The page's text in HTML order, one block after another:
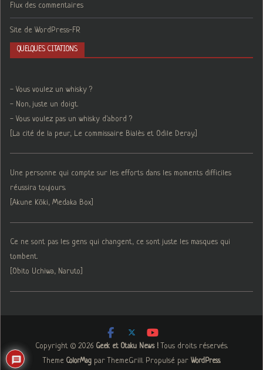
Flux des commentaires
Site de WordPress-FR
QUELQUES CITATIONS
- Vous voulez un whisky ?
- Non, juste un doigt.
- Vous voulez pas un whisky d'abord ?
[La cité de la peur, Le commissaire Bialès et Odile Deray.]
Une personne qui compte sur les efforts dans les moments difficiles
réussira toujours.
[Akune Kōki, Medaka Box]
Ce ne sont pas les gens qui changent, ce sont juste les masques qui
tombent.
[Obito Uchiwa, Naruto]
Copyright © 2026 Geek et Otaku News !. Tous droits réservés.
Theme ColorMagpar ThemeGrill. Propulsé par WordPress.